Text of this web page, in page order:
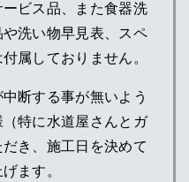
ビス品、また食器洗
洗い物早見表、スペ
属しておりません。
断する事が無いよう
特に水道屋さんとガ
き、施工日を決めて
ます。